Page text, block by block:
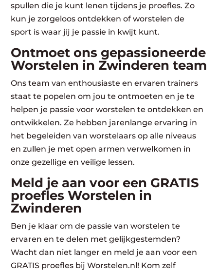
spullen die je kunt lenen tijdens je proefles. Zo
kun je zorgeloos ontdekken of worstelen de
sport is waar jij je passie in kwijt kunt.
Ontmoet ons gepassioneerde
Worstelen in Zwinderen team
Ons team van enthousiaste en ervaren trainers
staat te popelen om jou te ontmoeten en je te
helpen je passie voor worstelen te ontdekken en
ontwikkelen. Ze hebben jarenlange ervaring in
het begeleiden van worstelaars op alle niveaus
en zullen je met open armen verwelkomen in
onze gezellige en veilige lessen.
Meld je aan voor een GRATIS
proefles Worstelen in
Zwinderen
Ben je klaar om de passie van worstelen te
ervaren en te delen met gelijkgestemden?
Wacht dan niet langer en meld je aan voor een
GRATIS proefles bij Worstelen.nl! Kom zelf